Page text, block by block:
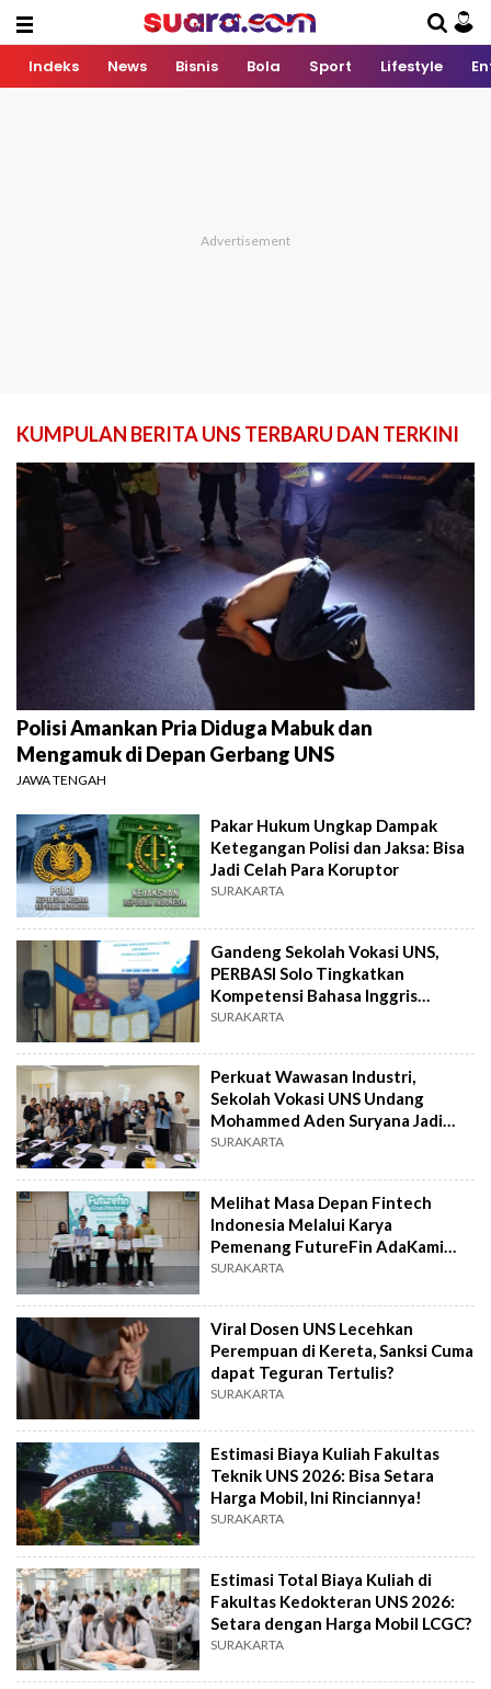
Indeks News Bisnis Bola Sport Lifestyle
KUMPULAN BERITA UNS TERBARU DAN TERKINI
Polisi Amankan Pria Diduga Mabuk dan
Mengamuk di Depan Gerbang UNS
JAWA TENGAH
Pakar Hukum Ungkap Dampak
Ketegangan Polisi dan Jaksa: Bisa
Jadi Celah Para Koruptor
SURAKARTA
Gandeng Sekolah Vokasi UNS,
PERBASI Solo Tingkatkan
Kompetensi Bahasa Inggris
Pelatih dan Wasit
SURAKARTA
Perkuat Wawasan Industri,
Sekolah Vokasi UNS Undang
Mohammed Aden Suryana Jadi
Dosen Tamu
SURAKARTA
Melihat Masa Depan Fintech
Indonesia Melalui Karya
Pemenang FutureFin AdaKami
dan UNS
SURAKARTA
Viral Dosen UNS Lecehkan
Perempuan di Kereta, Sanksi Cuma
dapat Teguran Tertulis?
SURAKARTA
Estimasi Biaya Kuliah Fakultas
Teknik UNS 2026: Bisa Setara
Harga Mobil, Ini Rinciannya!
SURAKARTA
Estimasi Total Biaya Kuliah di
Fakultas Kedokteran UNS 2026:
Setara dengan Harga Mobil LCGC?
SURAKARTA